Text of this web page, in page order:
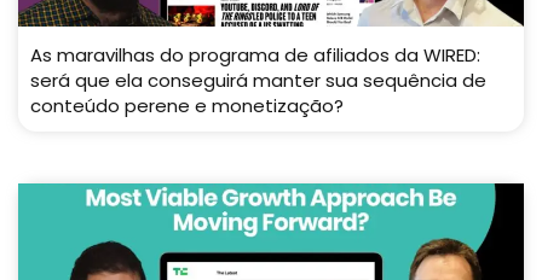
As maravilhas do programa de afiliados da WIRED:
será que ela conseguirá manter sua sequência de
conteúdo perene e monetização?